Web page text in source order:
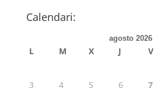
Calendari:
agosto 2026
L M X J V
3
4 5 6 7